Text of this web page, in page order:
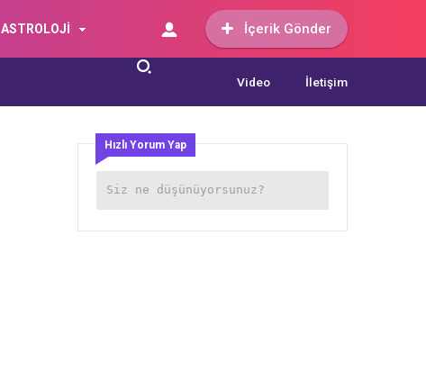
ASTROLOJİ İçerik Gönder
Video İletişim
Hızlı Yorum Yap